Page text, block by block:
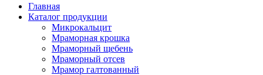
Главная
Каталог продукции
Микрокальцит
Мраморная крошка
Мраморный щебень
Мраморный отсев
Мрамор галтованный